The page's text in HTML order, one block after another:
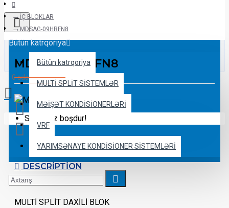
Bütün katrqoriya
Bütün katrqoriya
MULTİ SPLİT SİSTEMLƏR
MƏİŞƏT KONDİSİONERLƏRİ
VRF
YARIMSƏNAYE KONDİSİONER SİSTEMLƏRİ
0 ədəd - 0 ₼
Səbətiniz boşdur!
İÇ BLOKLAR
MDSAG-09HRFN8
MDSAG-09HRFN8
DESCRIPTION
MULTİ SPLİT DAXİLİ BLOK